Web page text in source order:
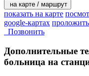
на карте / маршрут
показать на карте
google-картах
Позвонить
Дополнительные
больница на